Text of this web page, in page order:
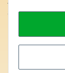
SteinZeitOase
D-75391 Gechingen